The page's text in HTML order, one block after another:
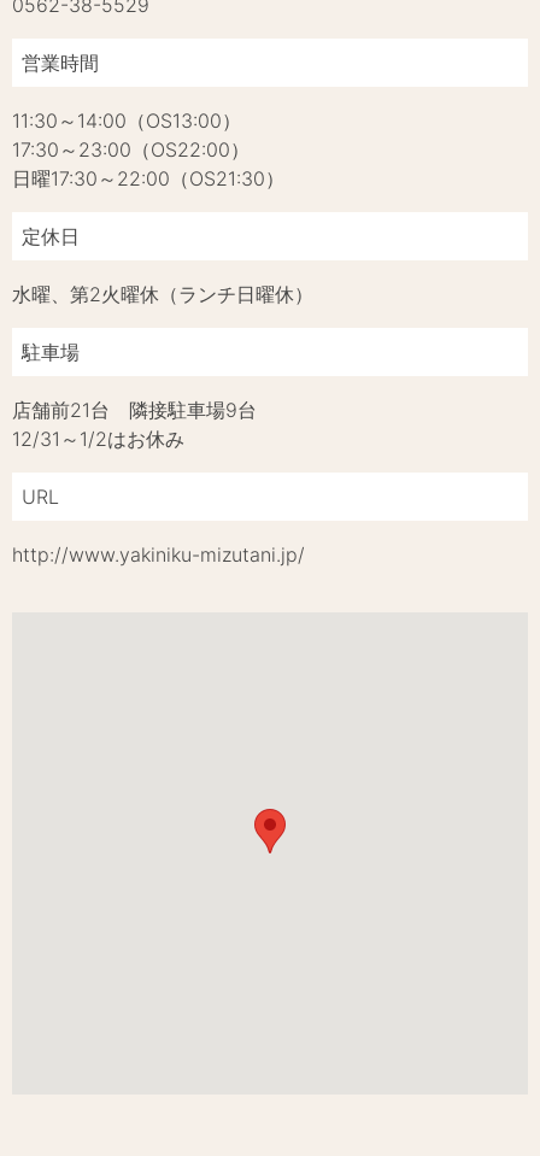
営業時間
11:30～14:00（OS13:00）
17:30～23:00（OS22:00）
日曜17:30～22:00（OS21:30）
定休日
水曜、第2火曜休（ランチ日曜休）
駐車場
店舗前21台 隣接駐車場9台
12/31～1/2はお休み
URL
http://www.yakiniku-mizutani.jp/